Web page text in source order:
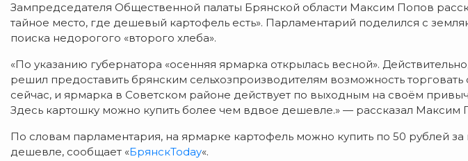
Зампредседателя Общественной палаты Брянской области Максим Попов
тайное место, где дешевый картофель есть». Парламентарий поделился с
поиска недорогого «второго хлеба».
«По указанию губернатора «осенняя ярмарка открылась весной».
решил предоставить брянским сельхозпроизводителям возможность
сейчас, и ярмарка в Советском районе действует по выходным на своём
Здесь картошку можно купить более чем вдвое дешевле.» — рассказал Максим
По словам парламентария, на ярмарке картофель можно купить по 50 рублей
дешевле, сообщает «БрянскToday«.